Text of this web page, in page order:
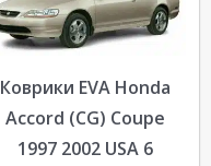
Коврики EVA Honda
Accord (CG) Coupe
1997 2002 USA 6